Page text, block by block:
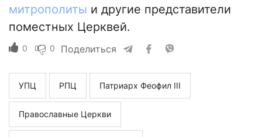
митрополиты и другие представители
поместных Церквей.
0 0 Поделиться
УПЦ РПЦ Патриарх Феофил III
Православные Церкви